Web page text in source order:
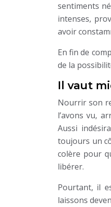
sentiments
intenses,
avoir
En fin de
de la
Il vaut
Nourrir son
l’avons vu,
Aussi
toujours un
colère pour
libérer.
Pourtant, il
laissons